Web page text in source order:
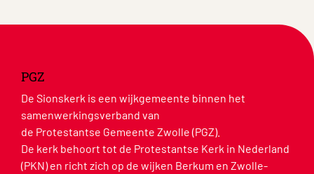
PGZ
De Sionskerk is een wijkgemeente binnen het
samenwerkingsverband van
de Protestantse Gemeente Zwolle (PGZ).
De kerk behoort tot de Protestantse Kerk in Nederland
(PKN) en richt zich op de wijken Berkum en Zwolle-